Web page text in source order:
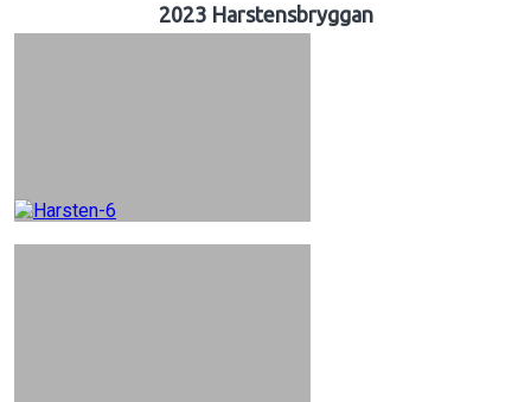
2023 Harstensbryggan